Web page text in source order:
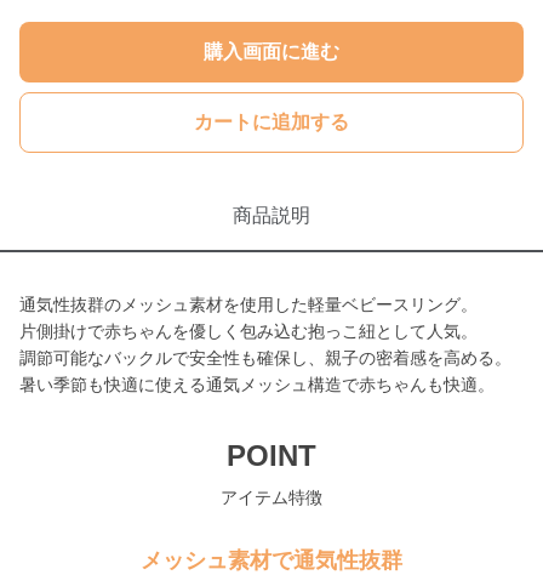
購入画面に進む
カートに追加する
商品説明
通気性抜群のメッシュ素材を使用した軽量ベビースリング。
片側掛けで赤ちゃんを優しく包み込む抱っこ紐として人気。
調節可能なバックルで安全性も確保し、親子の密着感を高める。
暑い季節も快適に使える通気メッシュ構造で赤ちゃんも快適。
POINT
アイテム特徴
メッシュ素材で通気性抜群